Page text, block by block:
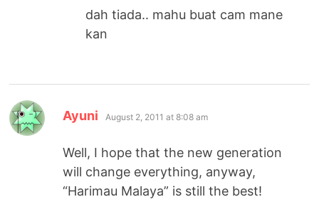
dah tiada.. mahu buat cam mane
kan
Ayuni says:
August 2, 2011 at 8:08 am
Well, I hope that the new generation
will change everything, anyway,
“Harimau Malaya” is still the best!